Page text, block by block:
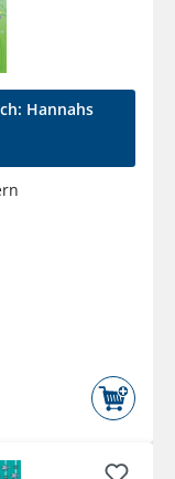
Hannahs